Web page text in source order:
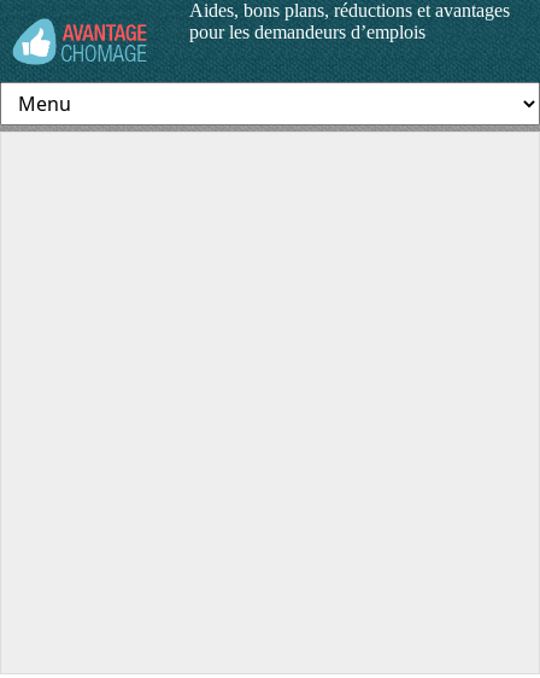
Aides, bons plans, réductions et avantages
pour les demandeurs d’emplois